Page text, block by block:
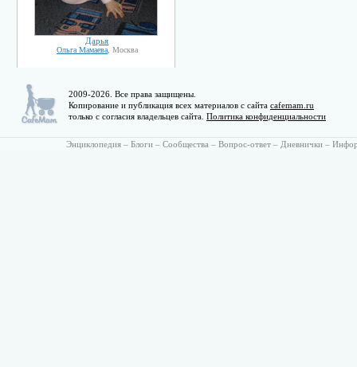
Дарья
Ольга Мамаева, Москва
2009-2026. Все права защищены.
Копирование и публикация всех материалов с сайта cafemam.ru
только с согласия владельцев сайта. Политика конфиденциальности
Энциклопедия – Блоги – Сообщества – Вопрос-ответ – Дневнички –